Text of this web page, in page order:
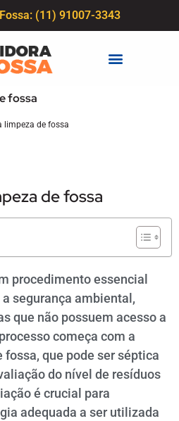
(11) 91007-3343
fossa
limpeza de fossa
de fossa
procedimento essencial
segurança ambiental,
que não possuem acesso a
começa com a
que pode ser séptica
do nível de resíduos
é crucial para
adequada a ser utilizada